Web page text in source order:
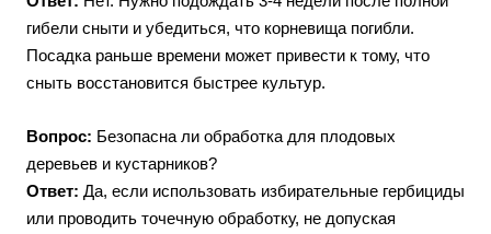
гибели сныти и убедиться, что корневища погибли.
Посадка раньше времени может привести к тому, что
сныть восстановится быстрее культур.
Вопрос: Безопасна ли обработка для плодовых
деревьев и кустарников?
Ответ: Да, если использовать избирательные гербициды
или проводить точечную обработку, не допуская